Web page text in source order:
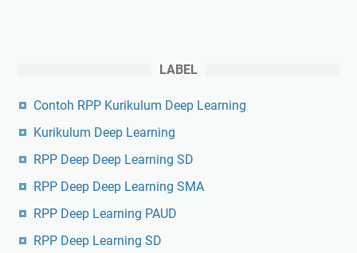
LABEL
Contoh RPP Kurikulum Deep Learning
Kurikulum Deep Learning
RPP Deep Deep Learning SD
RPP Deep Deep Learning SMA
RPP Deep Learning PAUD
RPP Deep Learning SD